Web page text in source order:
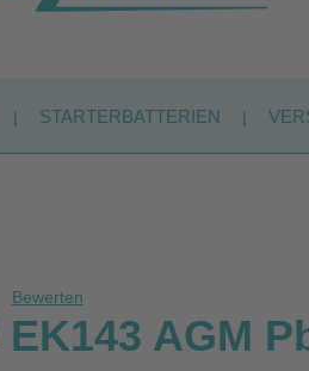
STARTERBATTERIEN
von 0 von 5 Sternen
Bewerten
EK143 AGM